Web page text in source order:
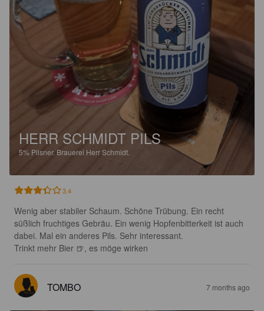
HERR SCHMIDT PILS
5% Pilsner. Brauerei Herr Schmidt.
3.4
Wenig aber stabiler Schaum. Schöne Trübung. Ein recht
süßlich fruchtiges Gebräu. Ein wenig Hopfenbitterkeit ist auch
dabei. Mal ein anderes Pils. Sehr interessant.
Trinkt mehr Bier 🍺, es möge wirken
TOMBO 7 months ago